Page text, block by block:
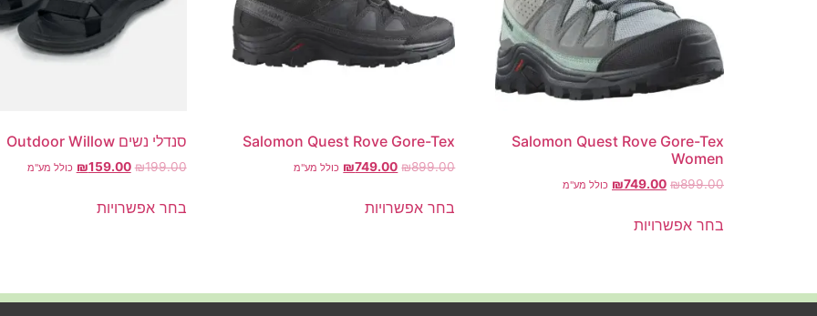
Salomon Quest Rove Gore-Tex
Women
₪899.00
₪749.00 כולל מע"מ
בחר אפשרויות
Salomon Quest Rove Gore-Tex
₪899.00
₪749.00 כולל מע"מ
בחר אפשרויות
סנדלי נשים Outdoor Willow
₪199.00
₪159.00 כולל מע"מ
בחר אפשרויות